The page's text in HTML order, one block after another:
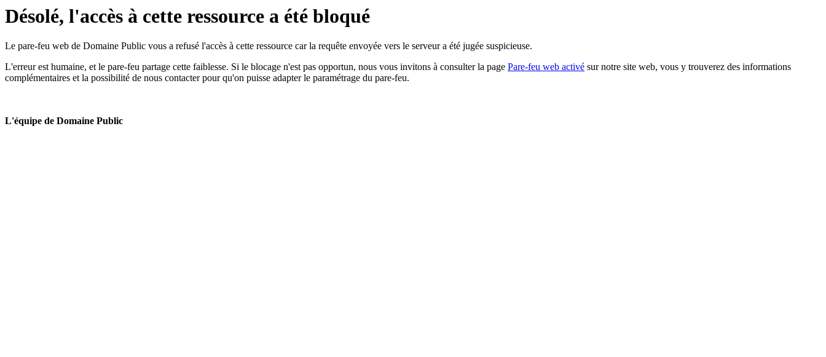
Désolé, l'accès à cette ressource a été bloqué
Le pare-feu web de Domaine Public vous a refusé l'accès à cette ressource car la requête envoyée vers le serveur a été jugée suspicieuse.
L'erreur est humaine, et le pare-feu partage cette faiblesse. Si le blocage n'est pas opportun, nous vous invitons à consulter la page Pare-feu web activé sur notre site web, vous y trouverez des informations
complémentaires et la possibilité de nous contacter pour qu'on puisse adapter le paramétrage du pare-feu.
L'équipe de Domaine Public